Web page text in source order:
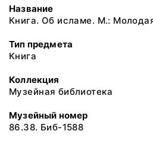
Название
Книга. Об исламе. М.:
Тип предмета
Книга
Коллекция
Музейная библиотека
Музейный номер
86.38. Биб-1588